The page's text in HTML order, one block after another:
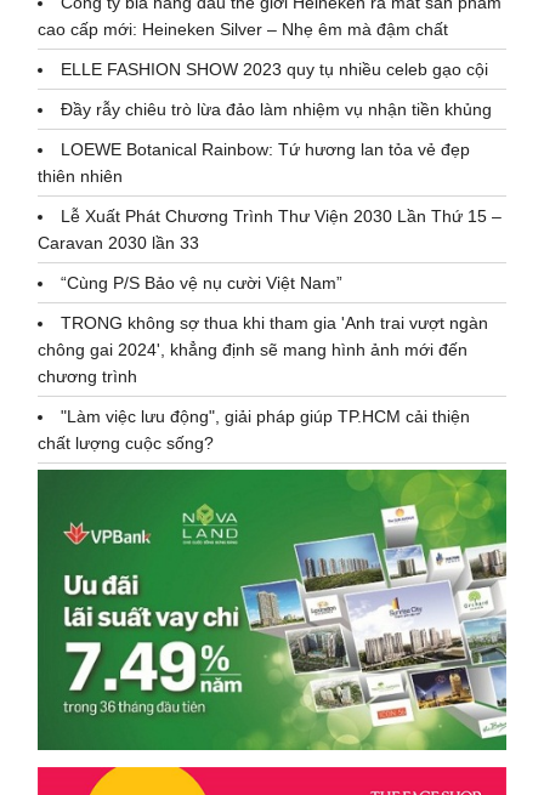
cao cấp mới: Heineken Silver – Nhẹ êm mà đậm chất
ELLE FASHION SHOW 2023 quy tụ nhiều celeb gạo cội
Đầy rẫy chiêu trò lừa đảo làm nhiệm vụ nhận tiền khủng
LOEWE Botanical Rainbow: Tứ hương lan tỏa vẻ đẹp
thiên nhiên
Lễ Xuất Phát Chương Trình Thư Viện 2030 Lần Thứ 15 –
Caravan 2030 lần 33
“Cùng P/S Bảo vệ nụ cười Việt Nam”
TRONG không sợ thua khi tham gia 'Anh trai vượt ngàn
chông gai 2024', khẳng định sẽ mang hình ảnh mới đến
chương trình
"Làm việc lưu động", giải pháp giúp TP.HCM cải thiện
chất lượng cuộc sống?